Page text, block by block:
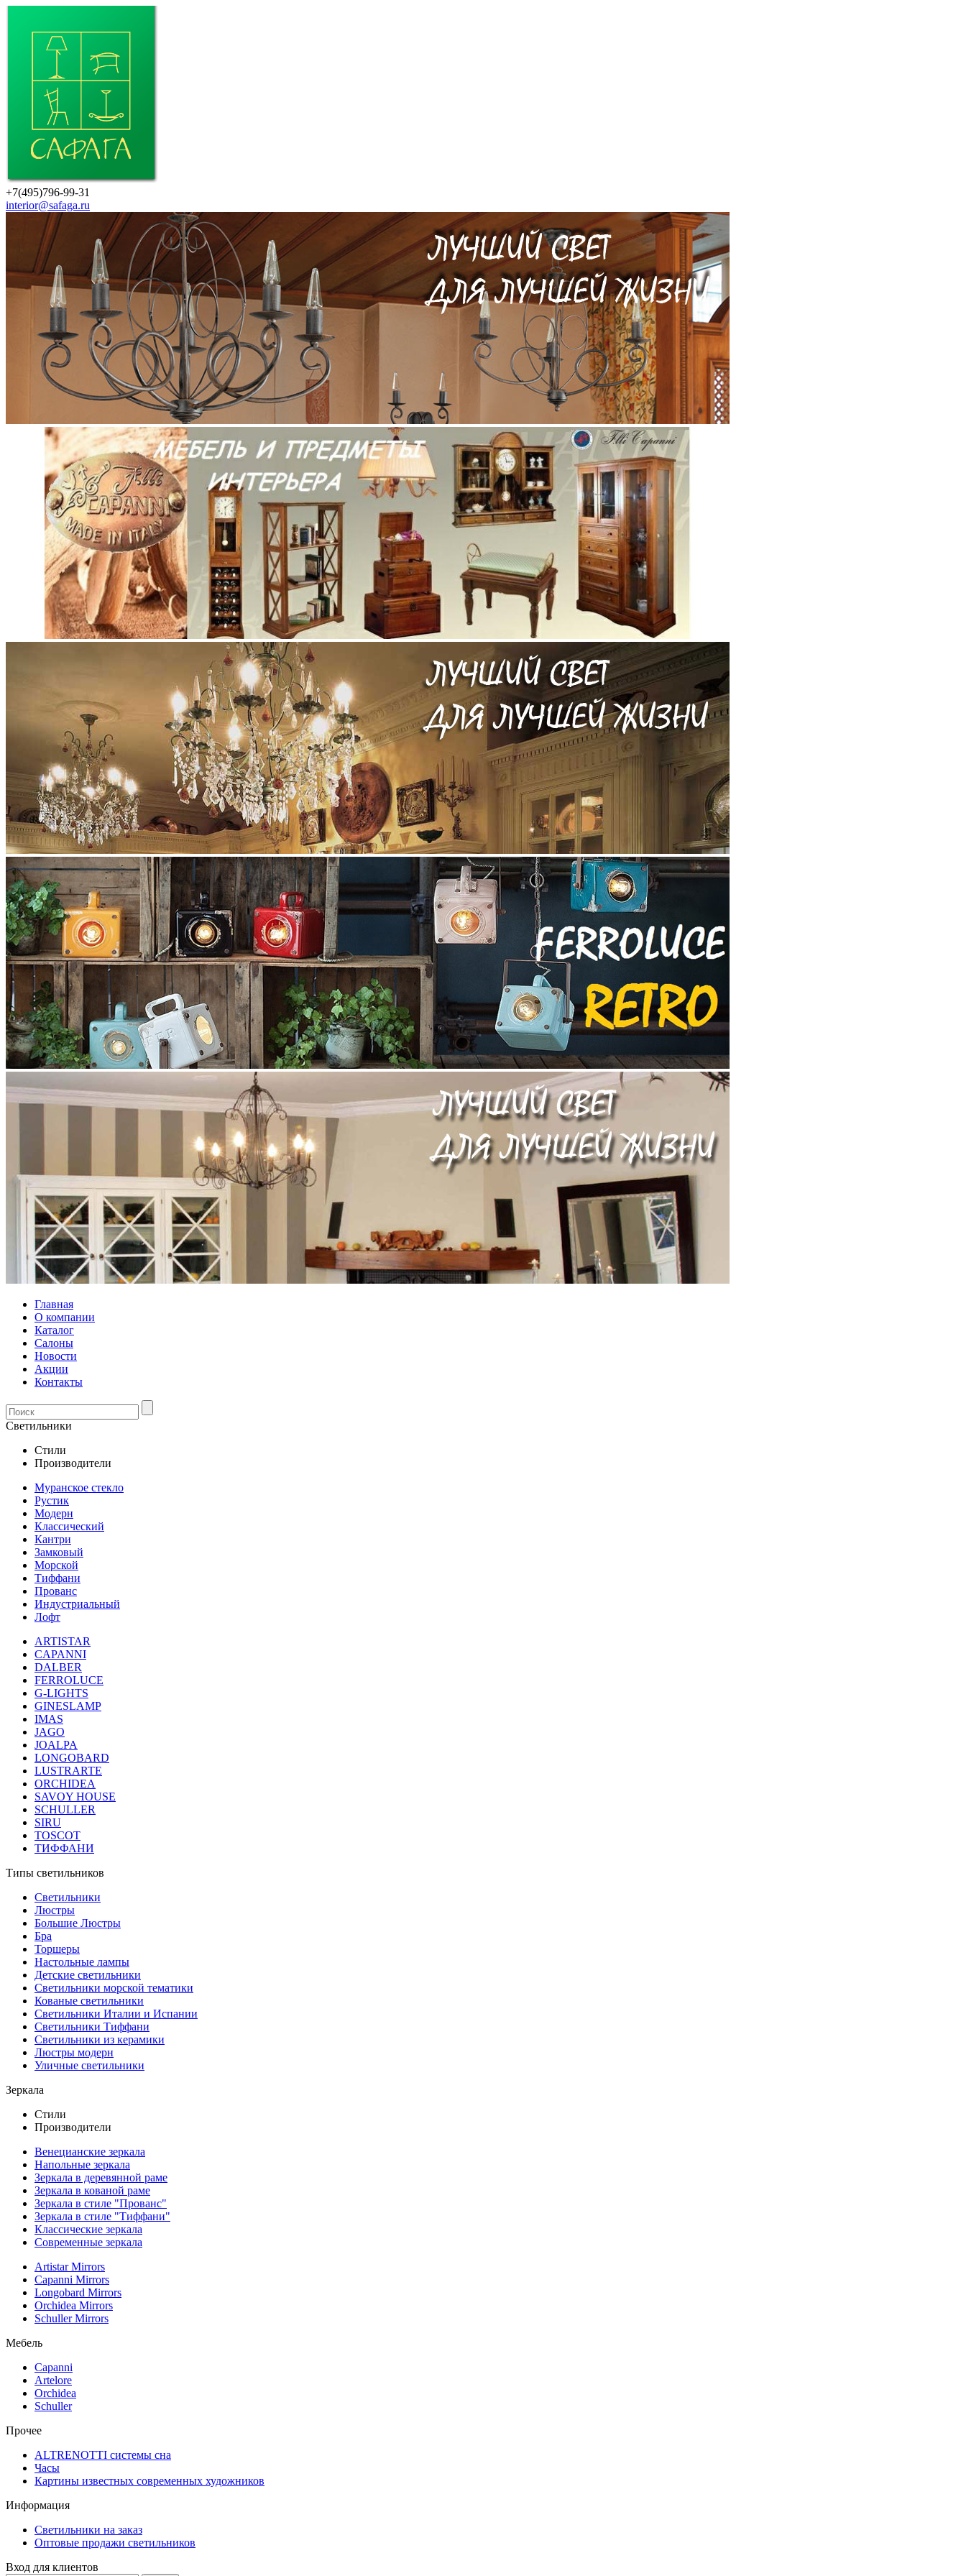
+7(495)796-99-31
interior@safaga.ru
Главная
О компании
Каталог
Салоны
Новости
Акции
Контакты
Светильники
Стили
Производители
Муранское стекло
Рустик
Модерн
Классический
Кантри
Замковый
Морской
Тиффани
Прованс
Индустриальный
Лофт
ARTISTAR
CAPANNI
DALBER
FERROLUCE
G-LIGHTS
GINESLAMP
IMAS
JAGO
JOALPA
LONGOBARD
LUSTRARTE
ORCHIDEA
SAVOY HOUSE
SCHULLER
SIRU
TOSCOT
ТИФФАНИ
Типы светильников
Светильники
Люстры
Большие Люстры
Бра
Торшеры
Настольные лампы
Детские светильники
Светильники морской тематики
Кованые светильники
Светильники Италии и Испании
Светильники Тиффани
Светильники из керамики
Люстры модерн
Уличные светильники
Зеркала
Стили
Производители
Венецианские зеркала
Напольные зеркала
Зеркала в деревянной раме
Зеркала в кованой раме
Зеркала в стиле "Прованс"
Зеркала в стиле "Тиффани"
Классические зеркала
Современные зеркала
Artistar Mirrors
Capanni Mirrors
Longobard Mirrors
Orchidea Mirrors
Schuller Mirrors
Мебель
Capanni
Artelore
Orchidea
Schuller
Прочее
ALTRENOTTI системы сна
Часы
Картины известных современных художников
Информация
Светильники на заказ
Оптовые продажи светильников
Вход для клиентов